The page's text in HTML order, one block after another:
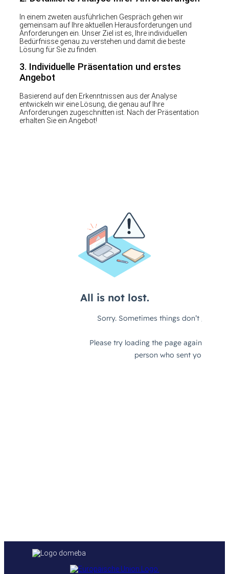
In einem zweiten ausführlichen Gespräch gehen wir
gemeinsam auf Ihre aktuellen Herausforderungen und
Anforderungen ein. Unser Ziel ist es, Ihre individuellen
Bedürfnisse genau zu verstehen und damit die beste
Lösung für Sie zu finden.
3. Individuelle Präsentation und erstes
Angebot
Basierend auf den Erkenntnissen aus der Analyse
entwickeln wir eine Lösung, die genau auf Ihre
Anforderungen zugeschnitten ist. Nach der Präsentation
erhalten Sie ein Angebot!